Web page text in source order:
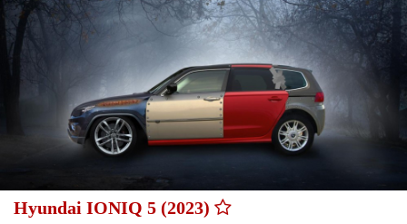
Hyundai IONIQ 5 (2023)